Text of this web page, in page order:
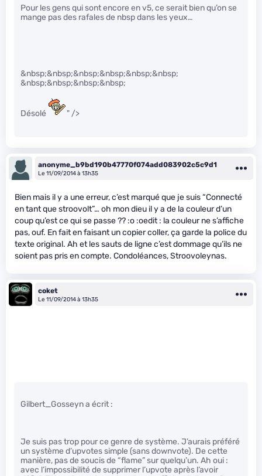
Pour les gens qui sont encore en v5, ce serait bien qu’on se
mange pas des rafales de nbsp dans les yeux…
&nbsp;&nbsp;&nbsp;&nbsp;&nbsp;&nbsp;
&nbsp;&nbsp;&nbsp;&nbsp;
Désolé " />
anonyme_b9bd190b47770f074add083902c5c9d1
Le 11/09/2014 à 13h35
Bien mais il y a une erreur, c’est marqué que je suis “Connecté
en tant que stroovolt”… oh mon dieu il y a de la couleur d’un
coup qu’est ce qui se passe ?? :o :oedit : la couleur ne s’affiche
pas, ouf. En fait en faisant un copier coller, ça garde la police du
texte original. Ah et les sauts de ligne c’est dommage qu’ils ne
soient pas pris en compte. Condoléances, Stroovoleynas.
coket
Le 11/09/2014 à 13h35
Gilbert_Gosseyn a écrit :
Je suis pas trop pour ce genre de système. J’aurais préféré
un système d’upvotes simple (sans downvote). De cette
manière, pas de soucis de “flame” sur quelqu’un. Ah oui :
avec l’impossibilité de supprimer l’upvote après l’avoir